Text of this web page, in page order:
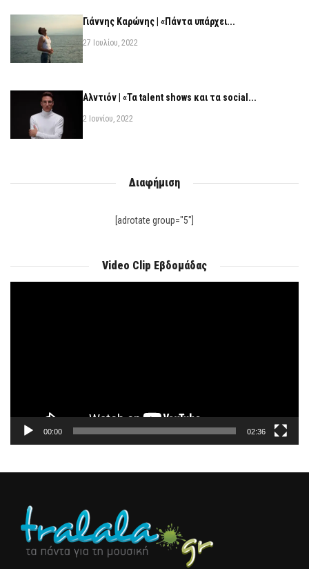
Γιάννης Καρώνης | «Πάντα υπάρχει...
27 Ιουλίου, 2022
Αλντιόν | «Τα talent shows και τα social...
2 Ιουνίου, 2022
Διαφήμιση
[adrotate group="5"]
Video Clip Εβδομάδας
00:00 02:36